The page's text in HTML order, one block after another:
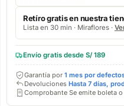
Retíro gratis en nuestra
Lista en 30 min · Miraflores ·
Envío gratis desde S/ 189
Garantía por 1 mes por
Devoluciones Hasta 7 días,
Comprobante Se emite boleta